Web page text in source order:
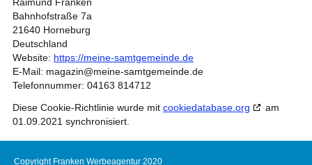
Bahnhofstraße 7a
21640 Horneburg
Deutschland
Website: https://meine-samtgemeinde.de
E-Mail: magazin@meine-samtgemeinde.de
Telefonnummer: 04163 814712
Diese Cookie-Richtlinie wurde mit cookiedatabase.org
am
01.09.2021 synchronisiert.
Copyright Franken Werbeagentur 2020